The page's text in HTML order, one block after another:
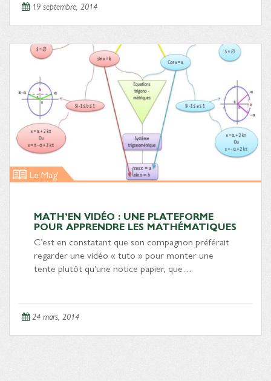
19 septembre, 2014
Le Mag'
MATH’EN VIDÉO : UNE PLATEFORME
POUR APPRENDRE LES MATHÉMATIQUES
C’est en constatant que son compagnon préférait
regarder une vidéo « tuto » pour monter une
tente plutôt qu’une notice papier, que…
24 mars, 2014